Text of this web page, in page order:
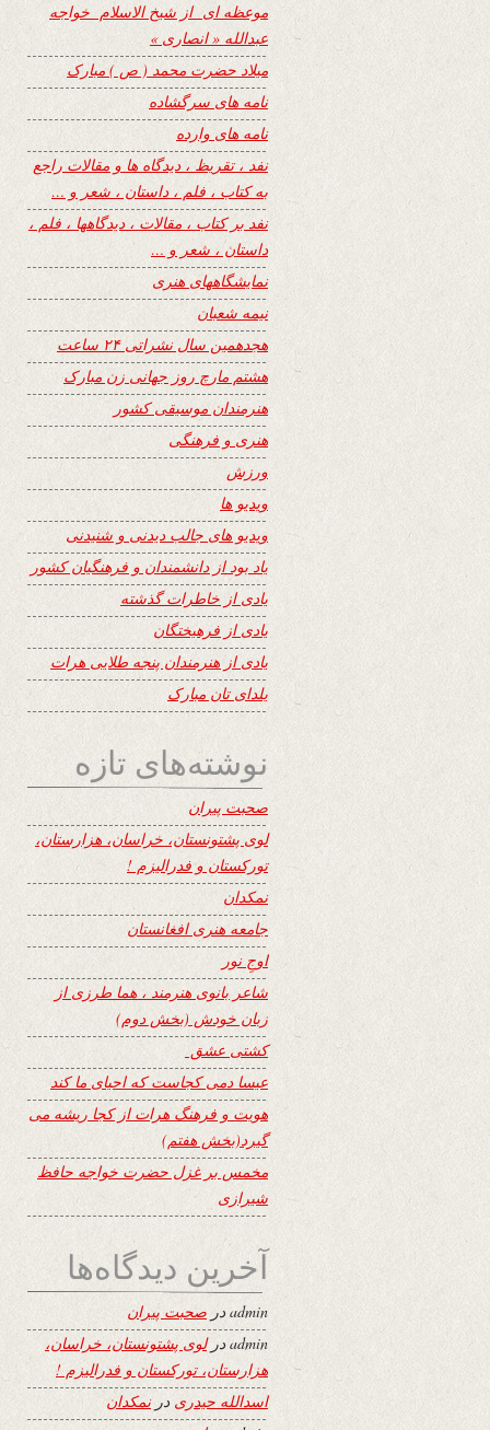
موعظه ای از شیخ الاسلام خواجه
عبدالله « انصاری »
میلاد حضرت محمد ( ص ) مبارک
نامه های سرگشاده
نامه های وارده
نفد ، تقریظ ، دیدگاه ها و مقالات راجع
به کتاب ، فلم ، داستان ، شعر و …
نفد بر کتاب ، مقالات ، دیدگاهها ، فلم ،
داستان ، شعر و …
نمایشگاههای هنری
نیمه شعبان
هجدهمین سال نشراتی ۲۴ ساعت
هشتم مارچ روز جهانی زن مبارک
هنرمندان موسیقی کشور
هنری و فرهنگی
ورزش
ویدیو ها
ویدیو های جالب دیدنی و شنیدنی
یاد بود از دانشمندان و فرهنگیان کشور
یادی از خاطرات گذشته
یادی از فرهیختگان
یادی از هنرمندان پنجه طلایی هرات
یلدای تان مبارک
نوشته‌های تازه
صحبت پیران
لوی پشتونستان، خراسان، هزارستان،
تورکستان و فدرالیزم !
نمکدان
جامعه هنری افغانستان
اوجِ نور
شاعر بانوی هنرمند ، هما طرزی از
زبان خودش (بخش دوم)
کشتی عشق
عیسا دمی کجاست که احیای ما کند
هویت و فرهنگ هرات از کجا ریشه می
گیرد(بخش هفتم)
مخمس بر غزل حضرت خواجه حافظ
شیرازی
آخرین دیدگاه‌ها
adminدر صحبت پیران
admin درلوی پشتونستان، خراسان،
هزارستان، تورکستان و فدرالیزم !
اسدالله حیدری درنمکدان